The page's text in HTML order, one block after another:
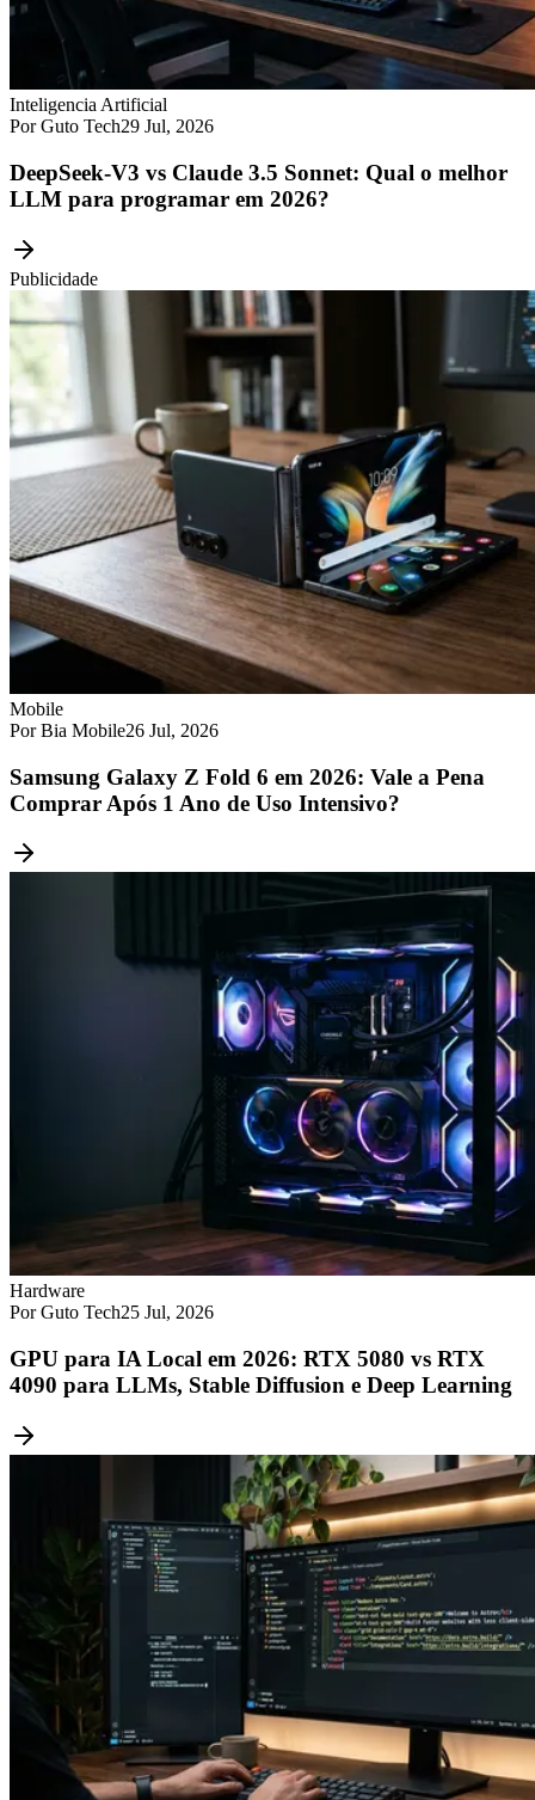
Inteligencia Artificial
Por Guto Tech29 Jul, 2026
DeepSeek-V3 vs Claude 3.5 Sonnet: Qual o melhor
LLM para programar em 2026?
Publicidade
Mobile
Por Bia Mobile26 Jul, 2026
Samsung Galaxy Z Fold 6 em 2026: Vale a Pena
Comprar Após 1 Ano de Uso Intensivo?
Hardware
Por Guto Tech25 Jul, 2026
GPU para IA Local em 2026: RTX 5080 vs RTX
4090 para LLMs, Stable Diffusion e Deep Learning